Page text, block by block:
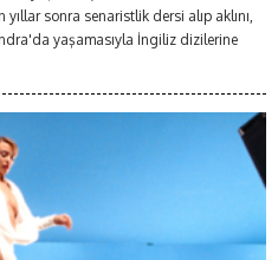
sonra senaristlik dersi alıp aklını,
yaşamasıyla İngiliz dizilerine